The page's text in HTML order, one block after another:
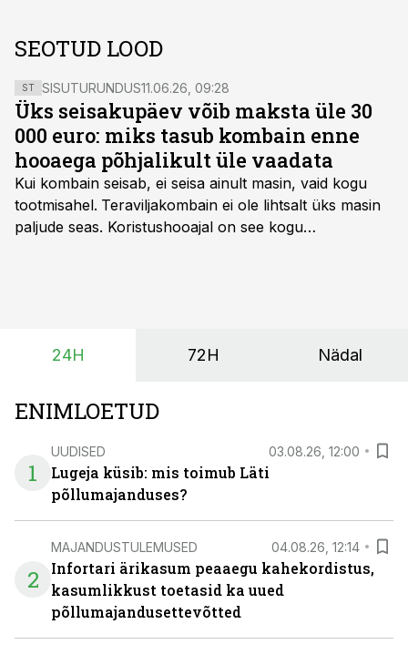
SEOTUD LOOD
ST SISUTURUNDUS11.06.26, 09:28
Üks seisakupäev võib maksta üle 30
000 euro: miks tasub kombain enne
hooaega põhjalikult üle vaadata
Kui kombain seisab, ei seisa ainult masin, vaid kogu
tootmisahel. Teraviljakombain ei ole lihtsalt üks masin
paljude seas. Koristushooajal on see kogu
24H 72H Nädal
ENIMLOETUD
1
UUDISED 03.08.26, 12:00
Lugeja küsib: mis toimub Läti
põllumajanduses?
2
MAJANDUSTULEMUSED 04.08.26, 12:14
Infortari ärikasum peaaegu kahekordistus,
kasumlikkust toetasid ka uued
põllumajandusettevõtted